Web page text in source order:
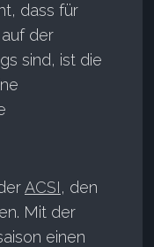
dass für
der
sind, ist die
ACSI, den
Mit der
einen